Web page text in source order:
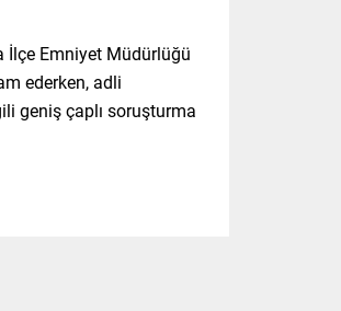
İlçe Emniyet Müdürlüğü
ederken, adli
geniş çaplı soruşturma